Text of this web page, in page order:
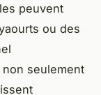
peuvent
ou des
seulement